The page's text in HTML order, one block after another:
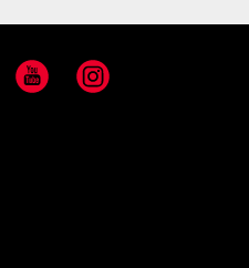
YouTube Instagram